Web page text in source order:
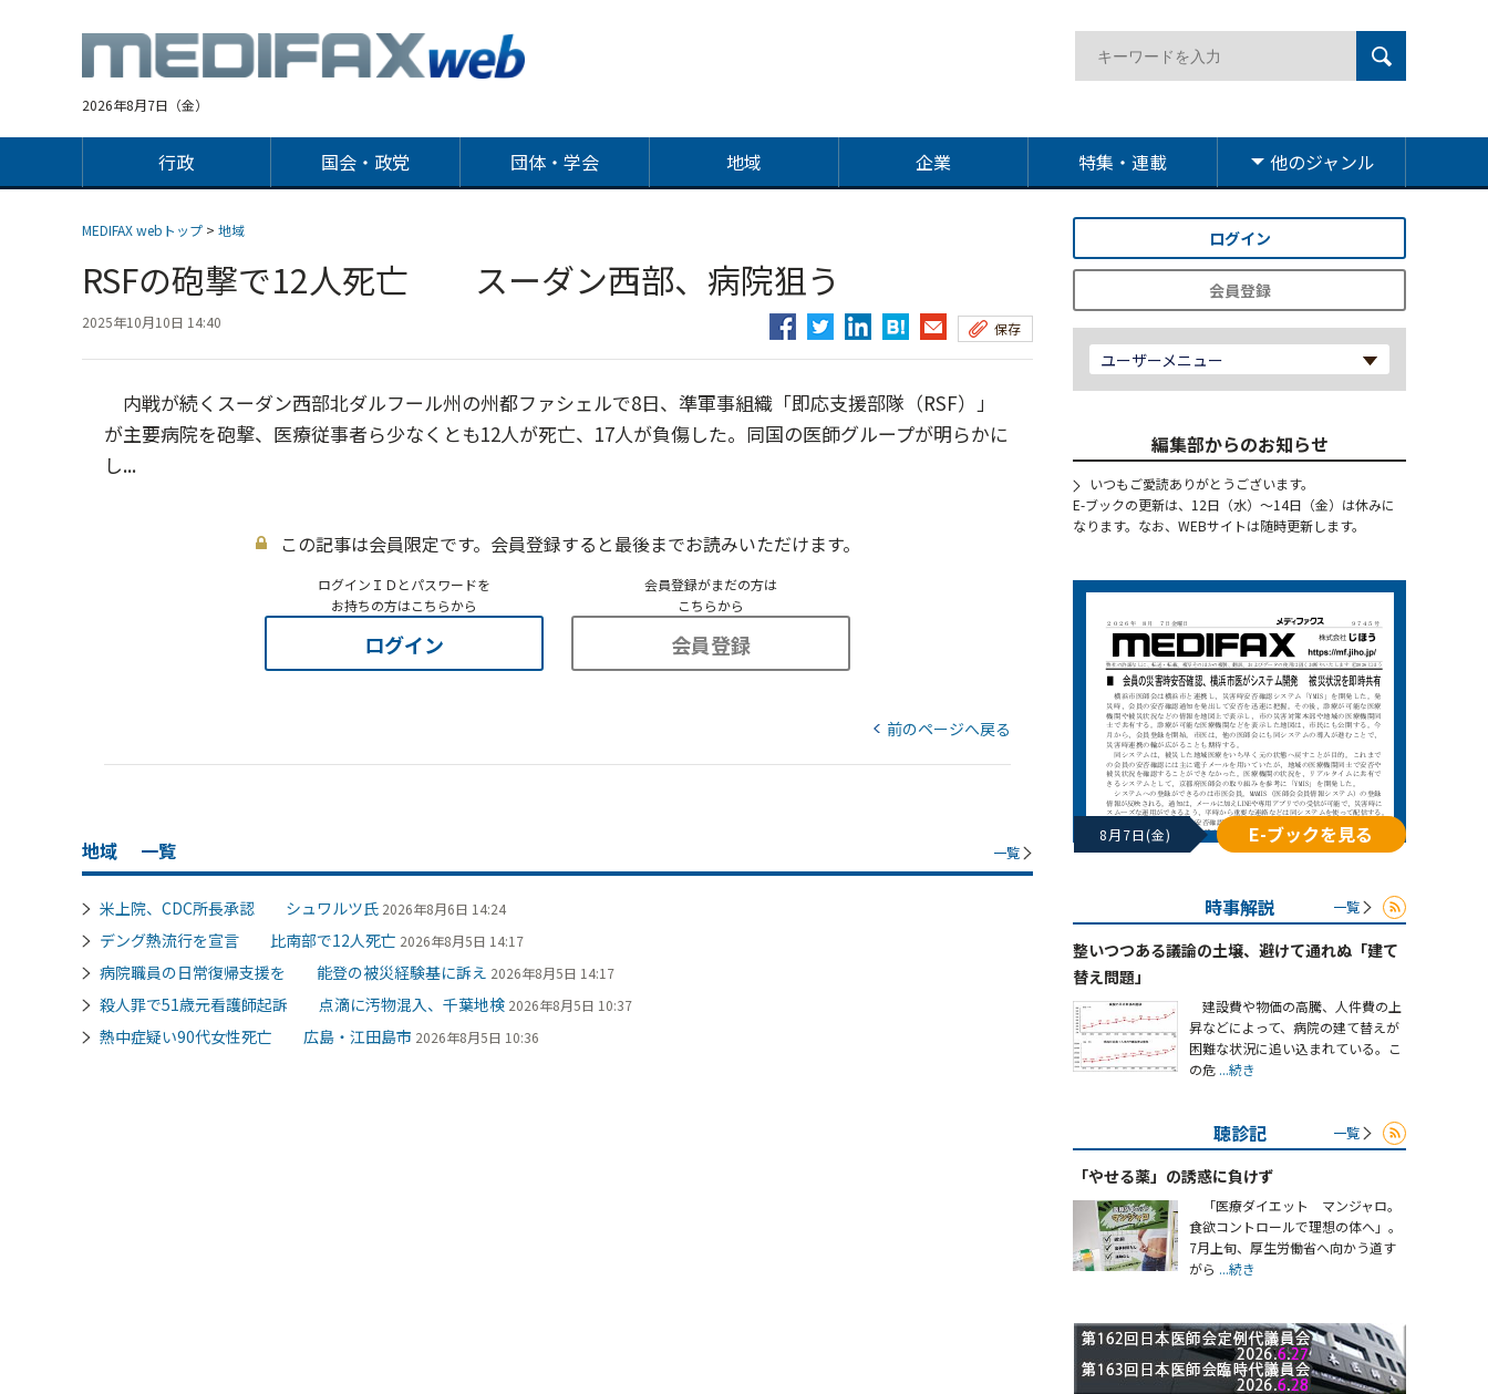
2026年8月7日（金）
行政 国会・政党 団体・学会 地域 企業 特集・連載 他のジャンル
MEDIFAX webトップ > 地域
RSFの砲撃で12人死亡 スーダン西部、病院狙う
2025年10月10日 14:40 保存
内戦が続くスーダン西部北ダルフール州の州都ファシェルで8日、準軍事組織「即応支援部隊（RSF）」
が主要病院を砲撃、医療従事者ら少なくとも12人が死亡、17人が負傷した。同国の医師グループが明らかに
し...
この記事は会員限定です。会員登録すると最後までお読みいただけます。
ログインＩＤとパスワードを
お持ちの方はこちらから
ログイン
会員登録がまだの方は
こちらから
会員登録
前のページへ戻る
地域 一覧 一覧
米上院、CDC所長承認 シュワルツ氏 2026年8月6日 14:24
デング熱流行を宣言 比南部で12人死亡 2026年8月5日 14:17
病院職員の日常復帰支援を 能登の被災経験基に訴え 2026年8月5日 14:17
殺人罪で51歳元看護師起訴 点滴に汚物混入、千葉地検 2026年8月5日 10:37
熱中症疑い90代女性死亡 広島・江田島市 2026年8月5日 10:36
ログイン
会員登録
ユーザーメニュー
編集部からのお知らせ
いつもご愛読ありがとうございます。
E-ブックの更新は、12日（水）～14日（金）は休みに
なります。なお、WEBサイトは随時更新します。
8月7日(金) E-ブックを見る
時事解説 一覧
整いつつある議論の土壌、避けて通れぬ「建て
替え問題」
建設費や物価の高騰、人件費の上
昇などによって、病院の建て替えが
困難な状況に追い込まれている。こ
の危 ...続き
聴診記 一覧
「やせる薬」の誘惑に負けず
「医療ダイエット マンジャロ。
食欲コントロールで理想の体へ」。
7月上旬、厚生労働省へ向かう道す
がら ...続き